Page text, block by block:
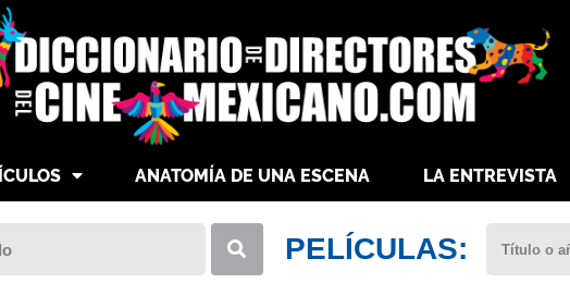
ANATOMÍA DE UNA ESCENA LA ENTREVISTA
PELÍCULAS: